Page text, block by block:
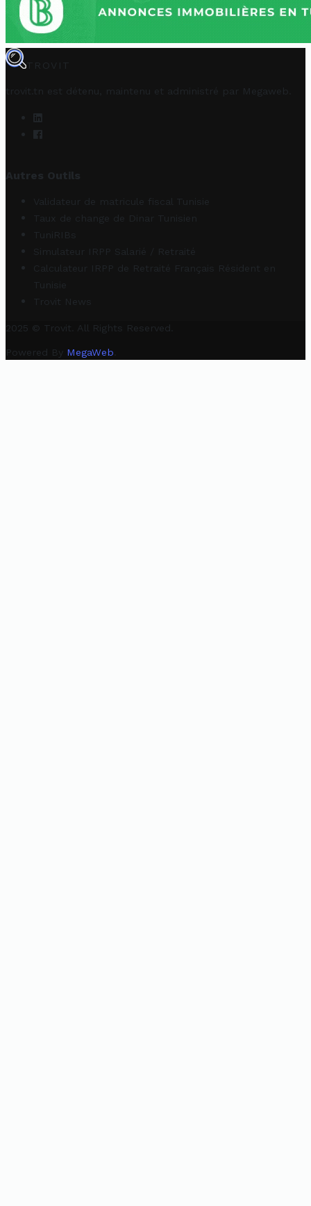
TROVIT
trovit.tn est détenu, maintenu et administré par Megaweb
Autres Outils
Validateur de matricule fiscal Tunisie
Taux de change de Dinar Tunisien
TuniRIBs
Simulateur IRPP Salarié / Retraité
Calculateur IRPP de Retraité Français Résident en
Tunisie
Trovit News
2025 © Trovit. All Rights Reserved.
Powered By MegaWeb